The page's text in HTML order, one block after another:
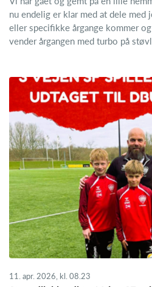
nu endelig er klar med at dele
eller specifikke årgange kommer
vender årgangen med turbo på
11. apr. 2026, kl. 08.23